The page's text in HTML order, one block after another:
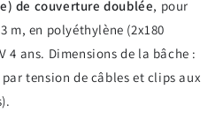
de couverture doublée, pour
m, en polyéthylène (2x180
4 ans. Dimensions de la bâche :
tension de câbles et clips aux